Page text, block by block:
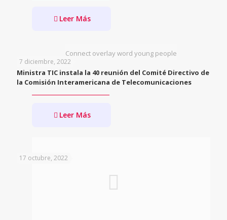
Leer Más
Connect overlay word young people
7 diciembre, 2022
Ministra TIC instala la 40 reunión del Comité Directivo de
la Comisión Interamericana de Telecomunicaciones
Leer Más
17 octubre, 2022